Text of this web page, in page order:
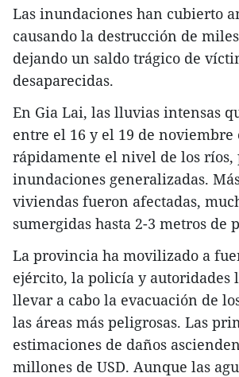
Las inundaciones han cubierto
causando la destrucción de
dejando un saldo trágico de
desaparecidas.
En Gia Lai, las lluvias intensas
entre el 16 y el 19 de noviembre
rápidamente el nivel de los ríos,
inundaciones generalizadas.
viviendas fueron afectadas,
sumergidas hasta 2-3 metros de
La provincia ha movilizado a
ejército, la policía y autoridades
llevar a cabo la evacuación de
las áreas más peligrosas. Las
estimaciones de daños
millones de USD. Aunque las